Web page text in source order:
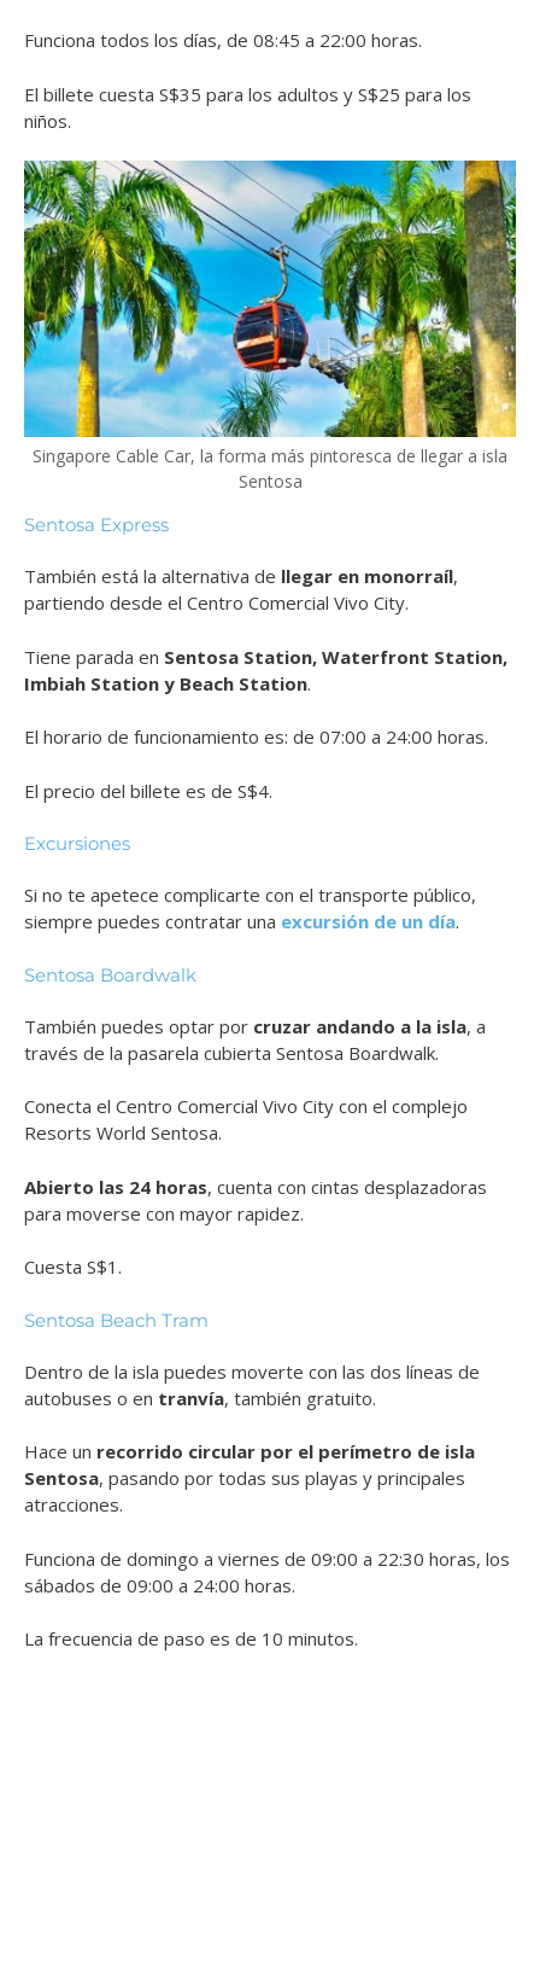
Funciona todos los días, de 08:45 a 22:00 horas.
El billete cuesta S$35 para los adultos y S$25 para los
niños.
Singapore Cable Car, la forma más pintoresca de llegar a isla
Sentosa
Sentosa Express
También está la alternativa de llegar en monorraíl,
partiendo desde el Centro Comercial Vivo City.
Tiene parada en Sentosa Station, Waterfront Station,
Imbiah Station y Beach Station.
El horario de funcionamiento es: de 07:00 a 24:00 horas.
El precio del billete es de S$4.
Excursiones
Si no te apetece complicarte con el transporte público,
siempre puedes contratar una excursión de un día.
Sentosa Boardwalk
También puedes optar por cruzar andando a la isla, a
través de la pasarela cubierta Sentosa Boardwalk.
Conecta el Centro Comercial Vivo City con el complejo
Resorts World Sentosa.
Abierto las 24 horas, cuenta con cintas desplazadoras
para moverse con mayor rapidez.
Cuesta S$1.
Sentosa Beach Tram
Dentro de la isla puedes moverte con las dos líneas de
autobuses o en tranvía, también gratuito.
Hace un recorrido circular por el perímetro de isla
Sentosa, pasando por todas sus playas y principales
atracciones.
Funciona de domingo a viernes de 09:00 a 22:30 horas, los
sábados de 09:00 a 24:00 horas.
La frecuencia de paso es de 10 minutos.